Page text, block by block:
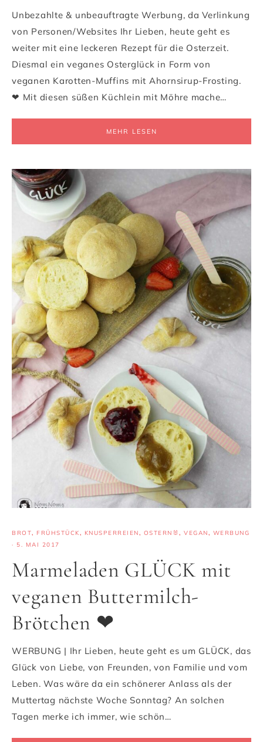
Unbezahlte & unbeauftragte Werbung, da Verlinkung
von Personen/Websites Ihr Lieben, heute geht es
weiter mit eine leckeren Rezept für die Osterzeit.
Diesmal ein veganes Osterglück in Form von
veganen Karotten-Muffins mit Ahornsirup-Frosting.
❤ Mit diesen süßen Küchlein mit Möhre mache…
MEHR LESEN
BROT, FRÜHSTÜCK, KNUSPERREIEN, OSTERN🐰 , VEGAN, WERBUNG
· 5. MAI 2017
Marmeladen GLÜCK mit
veganen Buttermilch-
Brötchen ❤
WERBUNG | Ihr Lieben, heute geht es um GLÜCK, das
Glück von Liebe, von Freunden, von Familie und vom
Leben. Was wäre da ein schönerer Anlass als der
Muttertag nächste Woche Sonntag? An solchen
Tagen merke ich immer, wie schön…